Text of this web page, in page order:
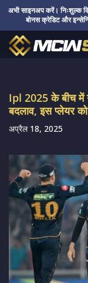
अभी साइनअप करें। निःशुल्क
बोनस क्रेडिट और
Ipl 2025 के बीच में
बदलाव, इस प्लेयर
अप्रैल 18, 2025